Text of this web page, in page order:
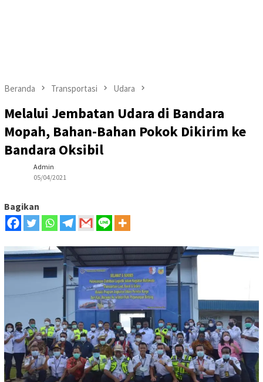
Beranda Transportasi Udara
Melalui Jembatan Udara di Bandara
Mopah, Bahan-Bahan Pokok Dikirim ke
Bandara Oksibil
Admin
05/04/2021
Bagikan